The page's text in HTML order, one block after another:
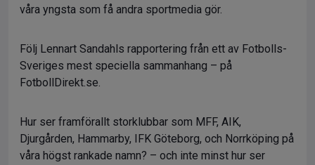
våra yngsta som få andra sportmedia gör.
Följ Lennart Sandahls rapportering från ett av Fotbolls-
Sveriges mest speciella sammanhang – på
FotbollDirekt.se.
Hur ser framförallt storklubbar som MFF, AIK,
Djurgården, Hammarby, IFK Göteborg, och Norrköping på
våra högst rankade namn? – och inte minst hur ser